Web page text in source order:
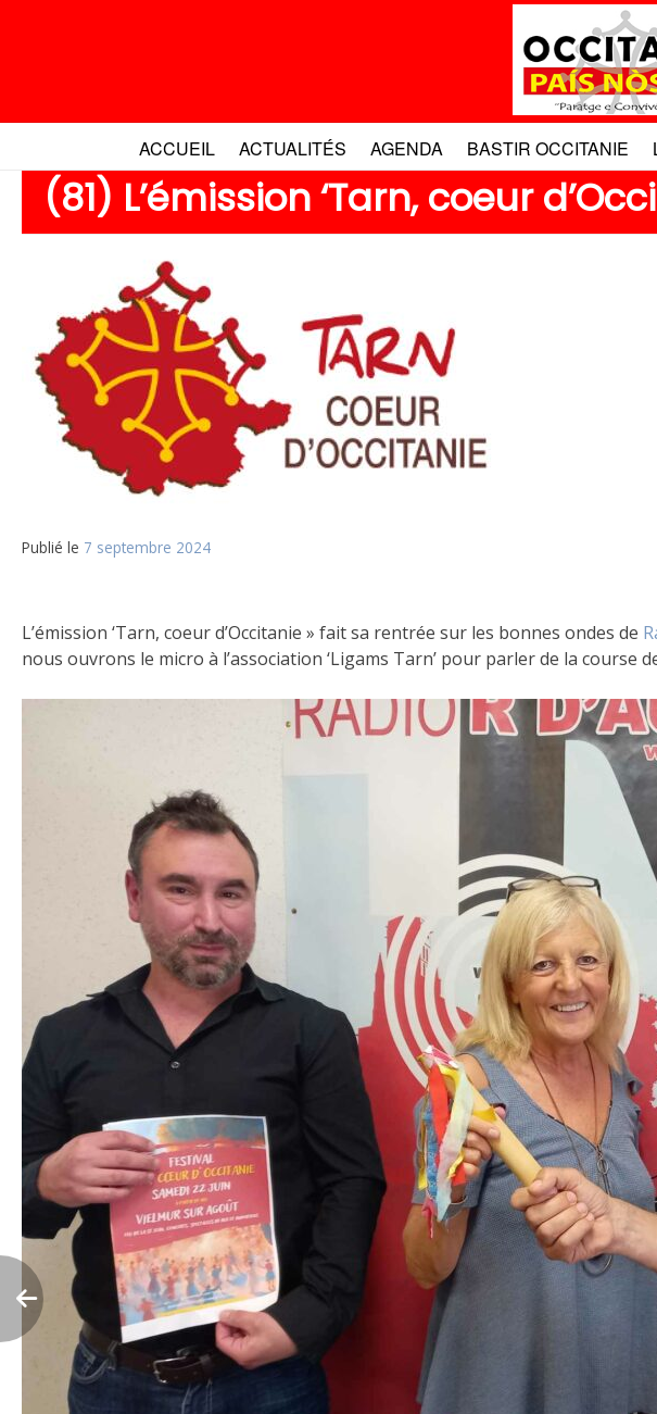
ACCUEIL ACTUALITÉS AGENDA BASTIR OCCITANIE
(81) L’émission ‘Tarn, coeur
Publié le 7 septembre 2024
L’émission ‘Tarn, coeur d’Occitanie » fait sa rentrée sur les bonnes ondes de
nous ouvrons le micro à l’association ‘Ligams Tarn’ pour parler de la course